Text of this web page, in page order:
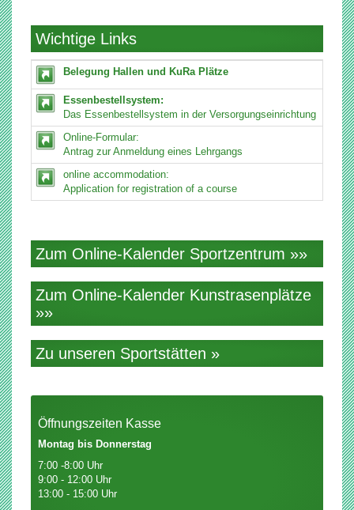
Wichtige Links
Belegung Hallen und KuRa Plätze
Essenbestellsystem:
Das Essenbestellsystem in der Versorgungseinrichtung
Online-Formular:
Antrag zur Anmeldung eines Lehrgangs
online accommodation:
Application for registration of a course
Zum Online-Kalender Sportzentrum »»
Zum Online-Kalender Kunstrasenplätze
»»
Zu unseren Sportstätten »
Öffnungszeiten Kasse
Montag bis Donnerstag
7:00 -8:00 Uhr
9:00 - 12:00 Uhr
13:00 - 15:00 Uhr